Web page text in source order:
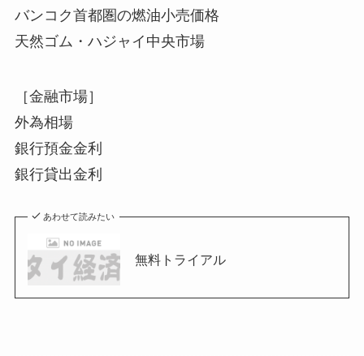
バンコク首都圏の燃油小売価格
天然ゴム・ハジャイ中央市場
［金融市場］
外為相場
銀行預金金利
銀行貸出金利
あわせて読みたい
無料トライアル